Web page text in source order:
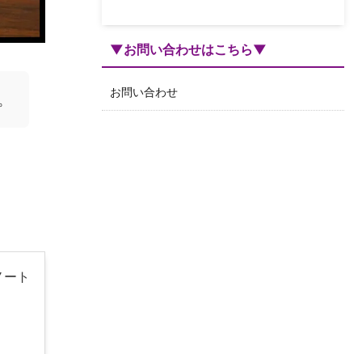
ト
▼お問い合わせはこちら▼
お問い合わせ